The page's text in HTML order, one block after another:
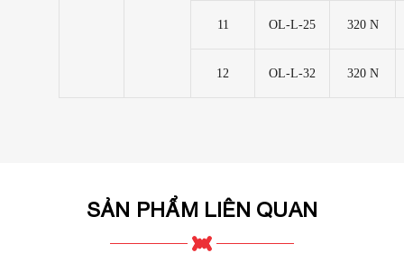
11 OL-L-25 320 N
12 OL-L-32 320 N
SẢN PHẨM LIÊN QUAN